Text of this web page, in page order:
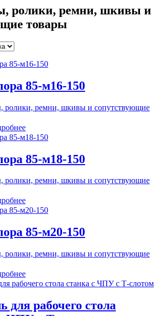
ролики, ремни, шкивы и
товары
85-м16-150
ролики, ремни, шкивы и сопутствующие
85-м18-150
ролики, ремни, шкивы и сопутствующие
85-м20-150
ролики, ремни, шкивы и сопутствующие
для рабочего стола